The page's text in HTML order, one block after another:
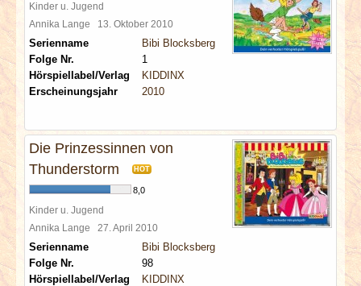
Kinder u. Jugend
Annika Lange 13. Oktober 2010
Serienname
Bibi Blocksberg
Folge Nr.
1
Hörspiellabel/Verlag
KIDDINX
Erscheinungsjahr
2010
Die Prinzessinnen von
Thunderstorm
HOT
8,0
Kinder u. Jugend
Annika Lange 27. April 2010
Serienname
Bibi Blocksberg
Folge Nr.
98
Hörspiellabel/Verlag
KIDDINX